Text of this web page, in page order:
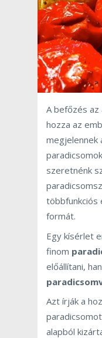
A befőzés az
hozza az
megjelennek
szeretnénk
többfunkciós
formát.
Egy kísérlet
finom
előállítani,
Azt írják a
alapból